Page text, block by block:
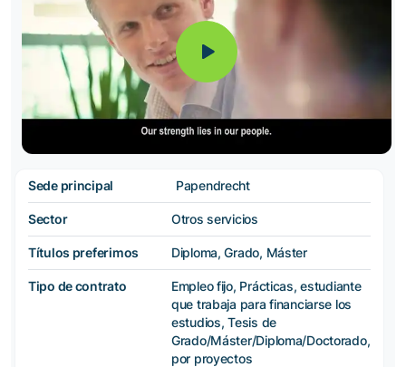
Sede principal Papendrecht
Sector Otros servicios
Títulos preferimos Diploma, Grado, Máster
Tipo de contrato
Empleo fijo, Prácticas, estudiante
que trabaja para financiarse los
estudios, Tesis de
Grado/Máster/Diploma/Doctorado,
por proyectos